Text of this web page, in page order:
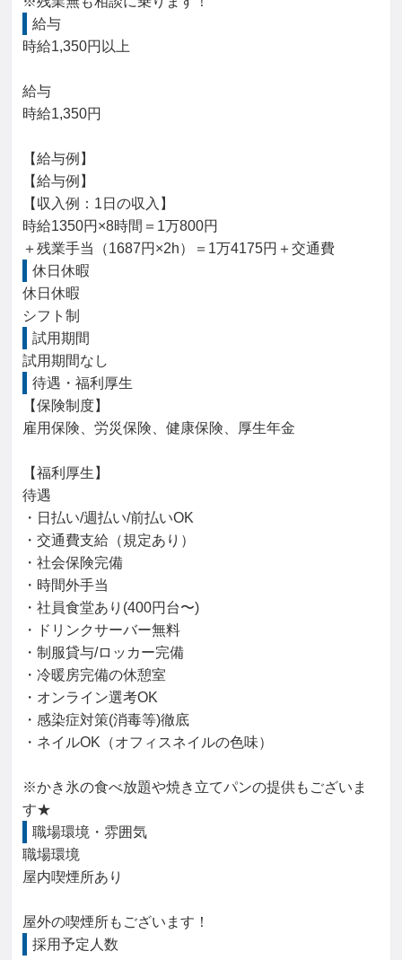
給与
時給1,350円以上
給与
時給1,350円
【給与例】
【給与例】
【収入例：1日の収入】
時給1350円×8時間＝1万800円
＋残業手当（1687円×2h）＝1万4175円＋交通費
休日休暇
休日休暇
シフト制
試用期間
試用期間なし
待遇・福利厚生
【保険制度】
雇用保険、労災保険、健康保険、厚生年金
【福利厚生】
待遇
・日払い/週払い/前払いOK
・交通費支給（規定あり）
・社会保険完備
・時間外手当
・社員食堂あり(400円台〜)
・ドリンクサーバー無料
・制服貸与/ロッカー完備
・冷暖房完備の休憩室
・オンライン選考OK
・感染症対策(消毒等)徹底
・ネイルOK（オフィスネイルの色味）
※かき氷の食べ放題や焼き立てパンの提供もございま
す★
職場環境・雰囲気
職場環境
屋内喫煙所あり
屋外の喫煙所もございます！
採用予定人数